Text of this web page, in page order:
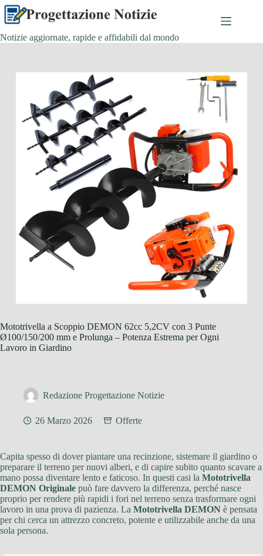
Salta
contenuto
Notizie aggiornate, rapide e affidabili dal mondo
Mototrivella a Scoppio DEMON 62cc 5,2CV con 3 Punte
Ø100/150/200 mm e Prolunga – Potenza Estrema per Ogni
Lavoro in Giardino
Redazione Progettazione Notizie
26 Marzo 2026 Offerte
Capita spesso di dover piantare una recinzione, sistemare il giardino o
preparare il terreno per nuovi alberi, e di capire subito quanto scavare a
mano possa diventare lento e faticoso. In questi casi la Mototrivella
DEMON Originale può fare davvero la differenza, perché nasce
proprio per rendere più rapidi i fori nel terreno senza trasformare ogni
lavoro in una prova di pazienza. La Mototrivella DEMON è pensata
per chi cerca un attrezzo concreto, potente e utilizzabile anche da una
sola persona.